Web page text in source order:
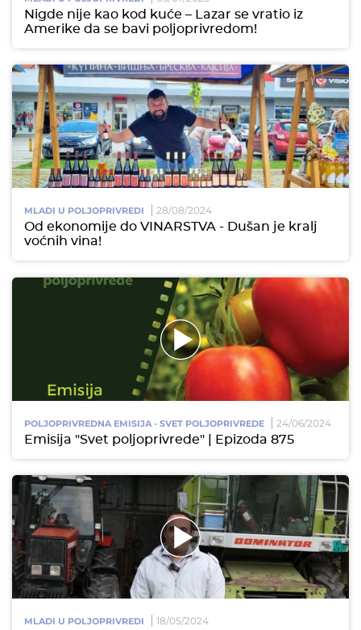
Nigde nije kao kod kuće – Lazar se vratio iz
Amerike da se bavi poljoprivredom!
MLADI U POLJOPRIVREDI 28/08/2024
Od ekonomije do VINARSTVA - Dušan je kralj
voćnih vina!
POLJOPRIVREDNA EMISIJA - SVET POLJOPRIVREDE 24/06/2024
Emisija "Svet poljoprivrede" | Epizoda 875
MLADI U POLJOPRIVREDI 18/05/2024